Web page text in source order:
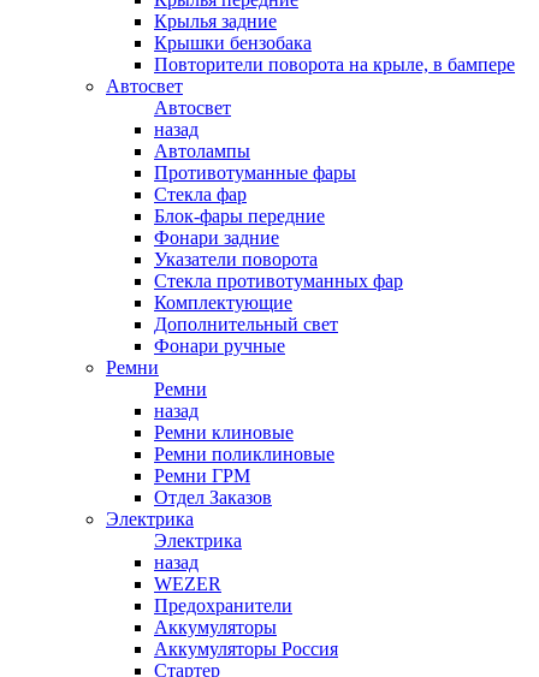
Крылья задние
Крышки бензобака
Повторители поворота на крыле, в бампере
Автосвет
Автосвет
назад
Автолампы
Противотуманные фары
Стекла фар
Блок-фары передние
Фонари задние
Указатели поворота
Стекла противотуманных фар
Комплектующие
Дополнительный свет
Фонари ручные
Ремни
Ремни
назад
Ремни клиновые
Ремни поликлиновые
Ремни ГРМ
Отдел Заказов
Электрика
Электрика
назад
WEZER
Предохранители
Аккумуляторы
Аккумуляторы Россия
Стартер